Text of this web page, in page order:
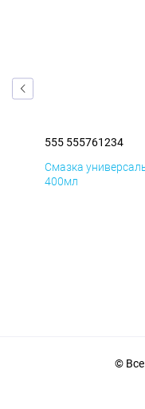
555 555761234
Смазка
400мл
©